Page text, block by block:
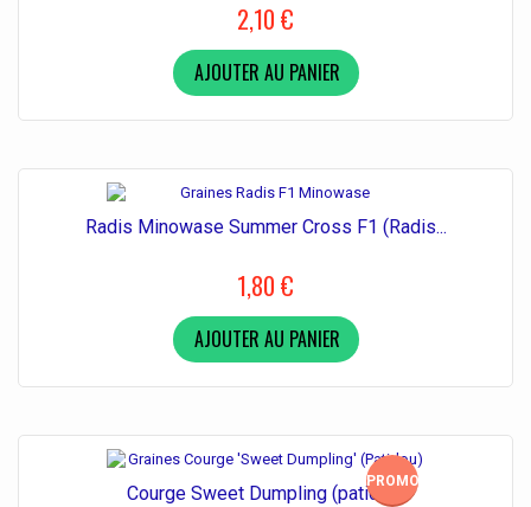
2,10 €
AJOUTER AU PANIER
Radis Minowase Summer Cross F1 (Radis...
1,80 €
AJOUTER AU PANIER
PROMO!
Courge Sweet Dumpling (patidou)